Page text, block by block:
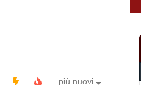
più nuovi